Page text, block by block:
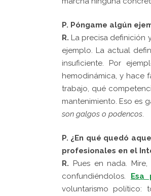
P. Póngame algún
R. La precisa definición
ejemplo. La actual
insuficiente. Por
hemodinámica, y hace
trabajo, qué
mantenimiento. Eso es
son galgos o podencos
P. ¿En qué quedó
profesionales en el
R. Pues en nada.
confundiéndolos. Esa
voluntarismo político: